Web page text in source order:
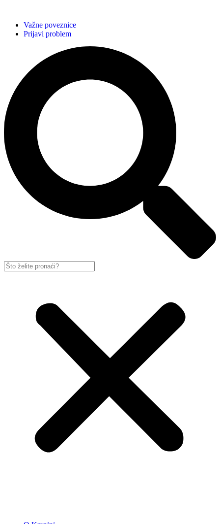
Važne poveznice
Prijavi problem